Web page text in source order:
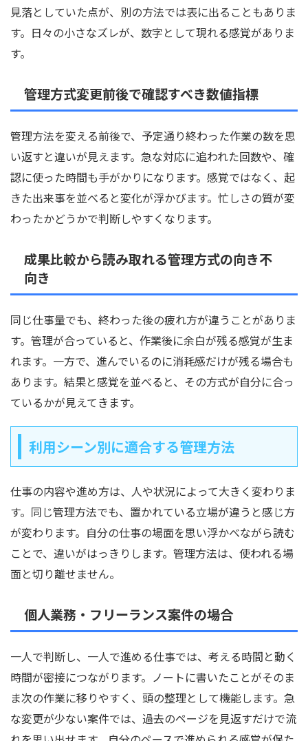
見落としていた点が、別の方法では表に出ることもありま
す。日々の小さなズレが、数字として現れる感覚がありま
す。
管理方式変更前後で確認すべき数値指標
管理方法を変える前後で、予定通り終わった作業の数を思
い返すと違いが見えます。急な対応に追われた回数や、確
認に使った時間も手がかりになります。感覚ではなく、起
きた出来事を並べると変化が浮かびます。忙しさの質が変
わったかどうかで判断しやすくなります。
成果比較から読み取れる管理方式の向き不
向き
同じ仕事量でも、終わった後の疲れ方が違うことがありま
す。管理が合っていると、作業後に余白が残る感覚が生ま
れます。一方で、進んでいるのに消耗感だけが残る場合も
あります。結果と感覚を並べると、その方式が自分に合っ
ているかが見えてきます。
利用シーン別に適合する管理方法
仕事の内容や進め方は、人や状況によって大きく変わりま
す。同じ管理方法でも、置かれている立場が違うと感じ方
が変わります。自分の仕事の場面を思い浮かべながら読む
ことで、違いがはっきりします。管理方法は、使われる場
面と切り離せません。
個人業務・フリーランス案件の場合
一人で判断し、一人で進める仕事では、考える時間と動く
時間が密接につながります。ノートに書いたことがそのま
ま次の作業に移りやすく、頭の整理として機能します。急
な変更が少ない案件では、過去のページを見返すだけで流